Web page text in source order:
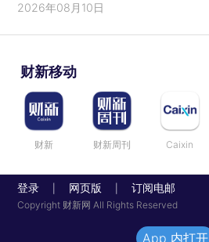
2026年08月10日
财新移动
财新 财新周刊 Caixin
登录 网页版 订阅电邮
Copyright 财新网 All Rights Reserved
App 内打开